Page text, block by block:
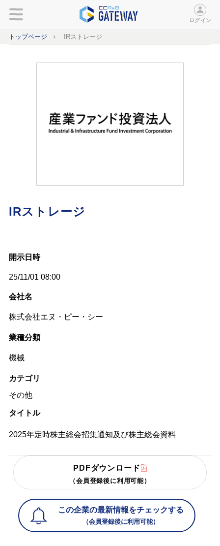
ログイン
トップページ IRストレージ
IRストレージ
開示日時
25/11/01 08:00
会社名
株式会社エヌ・ピー・シー
業種分類
機械
カテゴリ
その他
タイトル
2025年定時株主総会招集通知及び株主総会資料
PDFダウンロード
（会員登録後に利用可能）
この企業の最新情報をチェックする
（会員登録後に利用可能）